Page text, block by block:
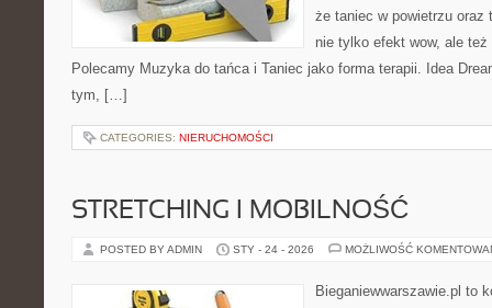
że taniec w powietrzu oraz
nie tylko efekt wow, ale
Polecamy Muzyka do tańca i Taniec jako forma terapii. Idea
tym, […]
CATEGORIES: NIERUCHOMOŚCI
STRETCHING I MOBILNOŚĆ
POSTED BY ADMIN STY - 24 - 2026 MOŻLIWOŚĆ
Bieganiewwarszawie.pl to